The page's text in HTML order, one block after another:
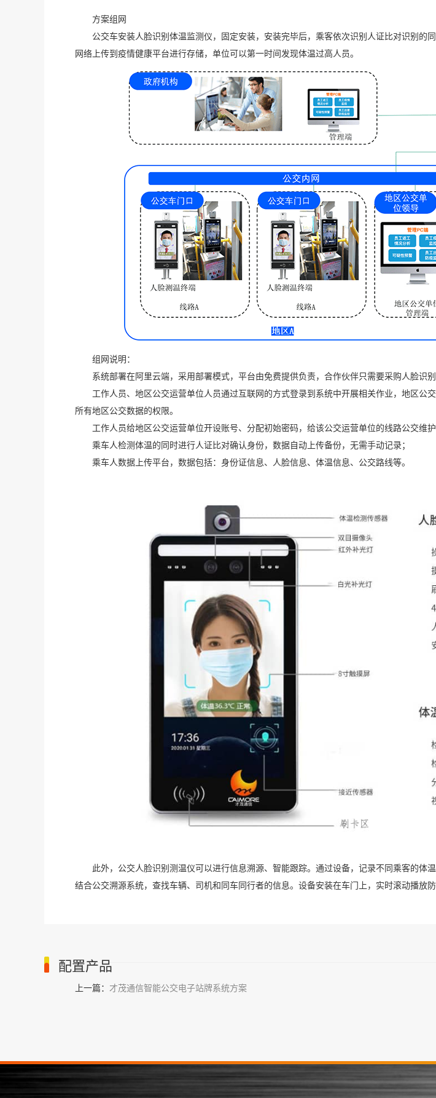
方案组网
公交车安装人脸识别体温监测仪，固定安装，安装完毕后，乘客依次识别人证比对识别
网络上传到疫情健康平台进行存储，单位可以第一时间发现体温过高人员。
组网说明：
系统部署在阿里云端，采用部署模式，平台由免费提供负责，合作伙伴只需要采购人脸识
工作人员、地区公交运营单位人员通过互联网的方式登录到系统中开展相关作业，地区
所有地区公交数据的权限。
工作人员给地区公交运营单位开设账号、分配初始密码，给该公交运营单位的线路公交维
乘车人检测体温的同时进行人证比对确认身份，数据自动上传备份，无需手动记录；
乘车人数据上传平台，数据包括：身份证信息、人脸信息、体温信息、公交路线等。
此外，公交人脸识别测温仪可以进行信息溯源、智能跟踪。通过设备，记录不同乘客的
结合公交溯源系统，查找车辆、司机和同车同行者的信息。设备安装在车门上，实时滚动播放
配置产品
上一篇： 才茂通信智能公交电子站牌系统方案